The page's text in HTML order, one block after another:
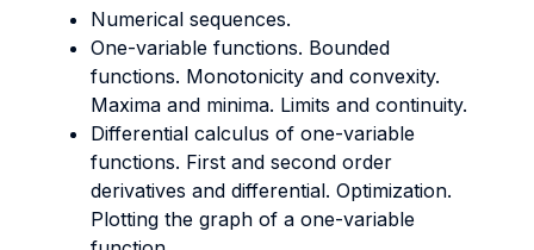
Numerical sequences.
One-variable functions. Bounded
functions. Monotonicity and convexity.
Maxima and minima. Limits and continuity.
Differential calculus of one-variable
functions. First and second order
derivatives and differential. Optimization.
Plotting the graph of a one-variable